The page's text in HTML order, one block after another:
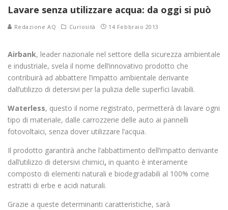
Lavare senza utilizzare acqua: da oggi si può
Redazione AQ Curiosità 14 Febbraio 2013
Airbank, leader nazionale nel settore della sicurezza ambientale
e industriale, svela il nome dell’innovativo prodotto che
contribuirà ad abbattere l’impatto ambientale derivante
dall’utilizzo di detersivi per la pulizia delle superfici lavabili.
Waterless, questo il nome registrato, permetterà di lavare ogni
tipo di materiale, dalle carrozzerie delle auto ai pannelli
fotovoltaici, senza dover utilizzare l’acqua.
Il prodotto garantirà anche l’abbattimento dell’impatto derivante
dall’utilizzo di detersivi chimici, in quanto è interamente
composto di elementi naturali e biodegradabili al 100% come
estratti di erbe e acidi naturali.
Grazie a queste determinanti caratteristiche, sarà